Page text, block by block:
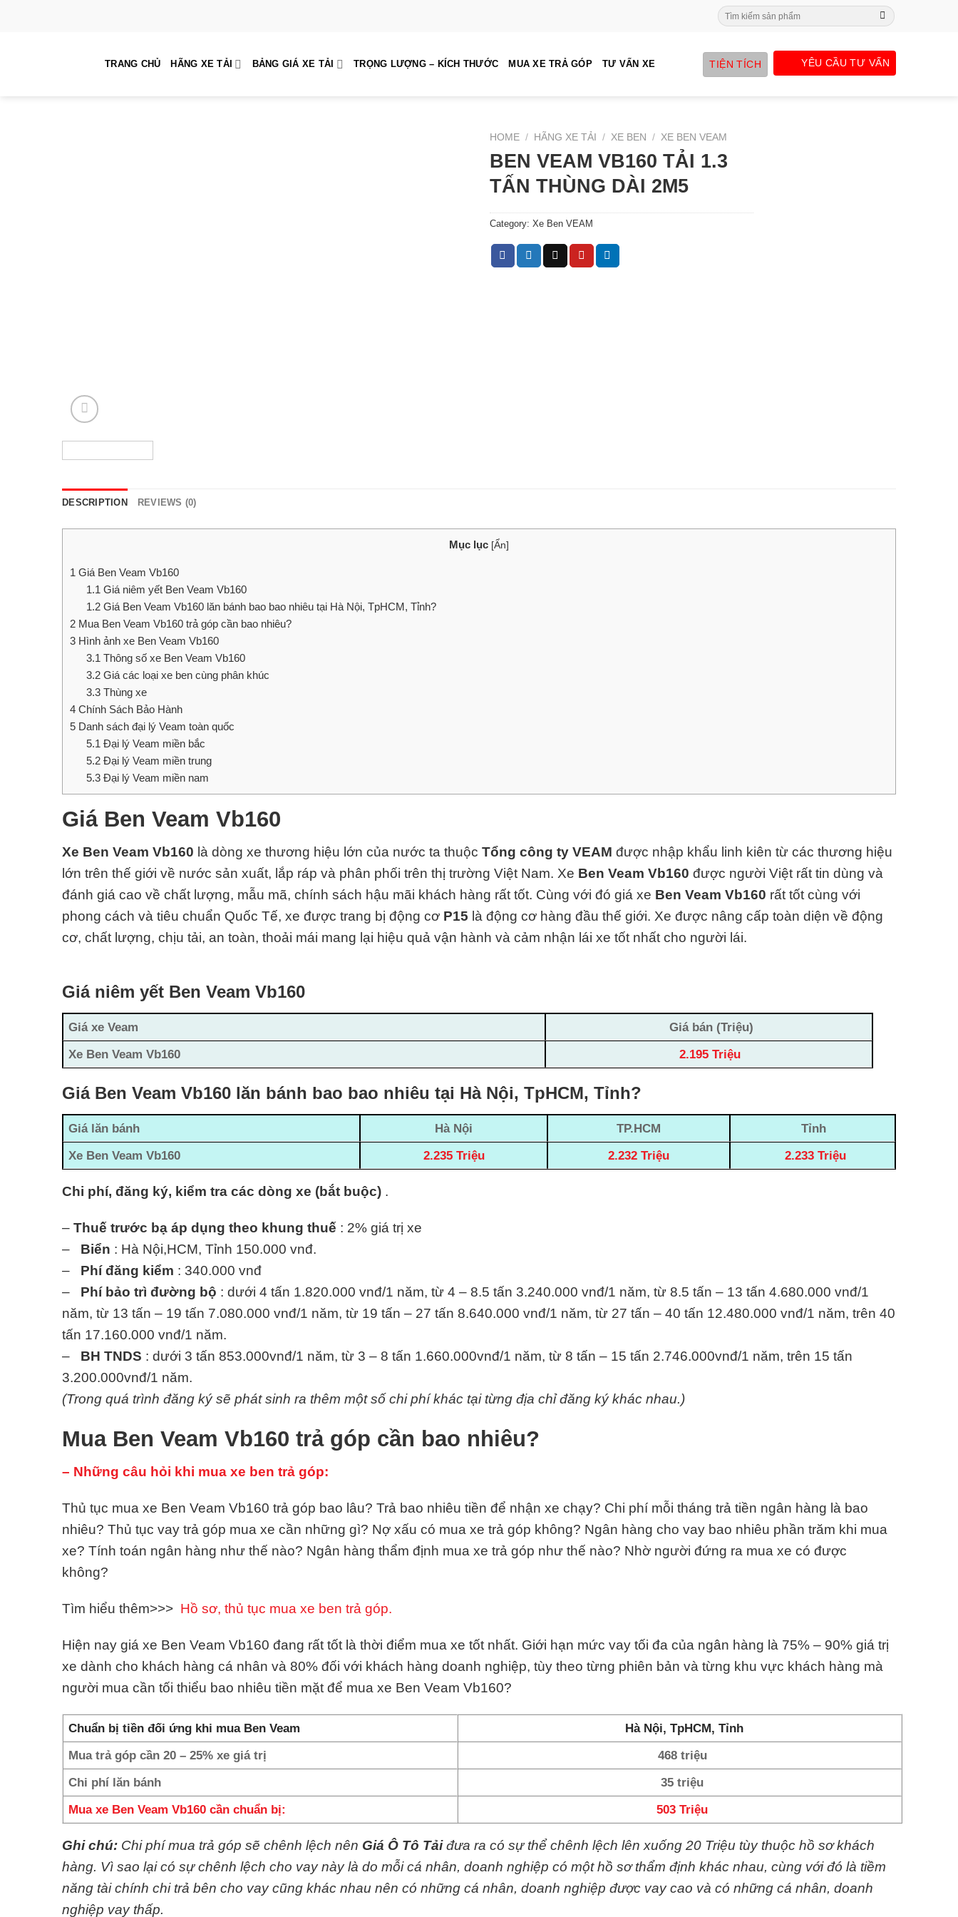
Search
for:
TRANG CHỦ HÃNG XE TẢI BẢNG GIÁ XE TẢI TRỌNG LƯỢNG – KÍCH THƯỚC MUA XE TRẢ GÓP TƯ VẤN XE TIỆN TÍCH YÊU CẦU TƯ VẤN
HOME / HÃNG XE TẢI / XE BEN / XE BEN VEAM
BEN VEAM VB160 TẢI 1.3
TẤN THÙNG DÀI 2M5
Category: Xe Ben VEAM
DESCRIPTION REVIEWS (0)
Mục lục [Ẩn]
1 Giá Ben Veam Vb160
1.1 Giá niêm yết Ben Veam Vb160
1.2Giá Ben Veam Vb160 lăn bánh bao bao nhiêu tại Hà Nội, TpHCM, Tỉnh?
2 Mua Ben Veam Vb160 trả góp cần bao nhiêu?
3 Hình ảnh xe Ben Veam Vb160
3.1 Thông số xe Ben Veam Vb160
3.2Giá các loại xe ben cùng phân khúc
3.3Thùng xe
4 Chính Sách Bảo Hành
5 Danh sách đại lý Veam toàn quốc
5.1 Đại lý Veam miền bắc
5.2Đại lý Veam miền trung
5.3Đại lý Veam miền nam
Giá Ben Veam Vb160
Xe Ben Veam Vb160 là dòng xe thương hiệu lớn của nước ta thuộc Tổng công ty VEAM được nhập khẩu linh kiên từ các thương hiệu
lớn trên thế giới về nước sản xuất, lắp ráp và phân phối trên thị trường Việt Nam. Xe Ben Veam Vb160 được người Việt rất tin dùng và
đánh giá cao về chất lượng, mẫu mã, chính sách hậu mãi khách hàng rất tốt. Cùng với đó giá xe Ben Veam Vb160 rất tốt cùng với
phong cách và tiêu chuẩn Quốc Tế, xe được trang bị động cơ P15 là động cơ hàng đầu thế giới. Xe được nâng cấp toàn diện về động
cơ, chất lượng, chịu tải, an toàn, thoải mái mang lại hiệu quả vận hành và cảm nhận lái xe tốt nhất cho người lái.
Giá niêm yết Ben Veam Vb160
Giá xe Veam
Giá bán (Triệu)
Xe Ben Veam Vb160
2.195 Triệu
Giá Ben Veam Vb160 lăn bánh bao bao nhiêu tại Hà Nội, TpHCM, Tỉnh?
Giá lăn bánh Hà Nội TP.HCM
Tỉnh
Xe Ben Veam Vb160
2.235 Triệu 2.232 Triệu 2.233 Triệu
Chi phí, đăng ký, kiểm tra các dòng xe (bắt buộc) .
– Thuế trước bạ áp dụng theo khung thuế : 2% giá trị xe
– Biển : Hà Nội,HCM, Tỉnh 150.000 vnđ.
– Phí đăng kiểm : 340.000 vnđ
– Phí bảo trì đường bộ : dưới 4 tấn 1.820.000 vnđ/1 năm, từ 4 – 8.5 tấn 3.240.000 vnđ/1 năm, từ 8.5 tấn – 13 tấn 4.680.000 vnđ/1
năm, từ 13 tấn – 19 tấn 7.080.000 vnđ/1 năm, từ 19 tấn – 27 tấn 8.640.000 vnđ/1 năm, từ 27 tấn – 40 tấn 12.480.000 vnđ/1 năm, trên 40
tấn 17.160.000 vnđ/1 năm.
– BH TNDS : dưới 3 tấn 853.000vnđ/1 năm, từ 3 – 8 tấn 1.660.000vnđ/1 năm, từ 8 tấn – 15 tấn 2.746.000vnđ/1 năm, trên 15 tấn
3.200.000vnđ/1 năm.
(Trong quá trình đăng ký sẽ phát sinh ra thêm một số chi phí khác tại từng địa chỉ đăng ký khác nhau.)
Mua Ben Veam Vb160 trả góp cần bao nhiêu?
– Những câu hỏi khi mua xe ben trả góp:
Thủ tục mua xe Ben Veam Vb160 trả góp bao lâu? Trả bao nhiêu tiền để nhận xe chạy? Chi phí mỗi tháng trả tiền ngân hàng là bao
nhiêu? Thủ tục vay trả góp mua xe cần những gì? Nợ xấu có mua xe trả góp không? Ngân hàng cho vay bao nhiêu phần trăm khi mua
xe? Tính toán ngân hàng như thế nào? Ngân hàng thẩm định mua xe trả góp như thế nào? Nhờ người đứng ra mua xe có được
không?
Tìm hiểu thêm>>> Hồ sơ, thủ tục mua xe ben trả góp.
Hiện nay giá xe Ben Veam Vb160 đang rất tốt là thời điểm mua xe tốt nhất. Giới hạn mức vay tối đa của ngân hàng là 75% – 90% giá trị
xe dành cho khách hàng cá nhân và 80% đối với khách hàng doanh nghiệp, tùy theo từng phiên bản và từng khu vực khách hàng mà
người mua cần tối thiểu bao nhiêu tiền mặt để mua xe Ben Veam Vb160?
Chuẩn bị tiền đối ứng khi mua Ben Veam
Hà Nội, TpHCM, Tỉnh
Mua trả góp cần 20 – 25% xe giá trị
468 triệu
Chi phí lăn bánh
35 triệu
Mua xe Ben Veam Vb160 cần chuẩn bị:
503 Triệu
Ghi chú: Chi phí mua trả góp sẽ chênh lệch nên Giá Ô Tô Tảiđưa ra có sự thể chênh lệch lên xuống 20 Triệu tùy thuộc hồ sơ khách
hàng. Vì sao lại có sự chênh lệch cho vay này là do mỗi cá nhân, doanh nghiệp có một hồ sơ thẩm định khác nhau, cùng với đó là tiềm
năng tài chính chi trả bên cho vay cũng khác nhau nên có những cá nhân, doanh nghiệp được vay cao và có những cá nhân, doanh
nghiệp vay thấp.